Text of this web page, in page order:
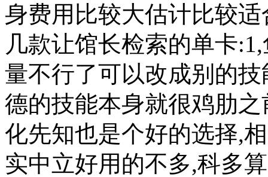
身费用比较大估计比较
几款让馆长检索的单卡
量不行了可以改成别的
德的技能本身就很鸡肋
化先知也是个好的选择,
实中立好用的不多,科多